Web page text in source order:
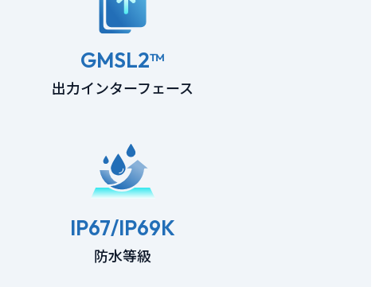
GMSL2™
出力インターフェース
IP67/IP69K
防水等級